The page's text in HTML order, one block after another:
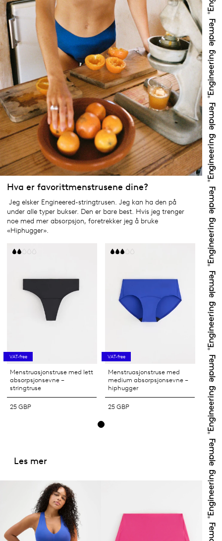
Hva er favorittmenstrusene dine?
Jeg elsker Engineered-stringtrusen. Jeg kan ha den på
under alle typer bukser. Den er bare best. Hvis jeg trenger
noe med mer absorpsjon, foretrekker jeg å bruke
«Hiphugger».
VAT-free
Menstruasjonstruse med lett
absorpsjonsevne –
stringtruse
25 GBP
VAT-free
Menstruasjonstruse med
medium absorpsjonsevne –
hiphugger
25 GBP
Les mer